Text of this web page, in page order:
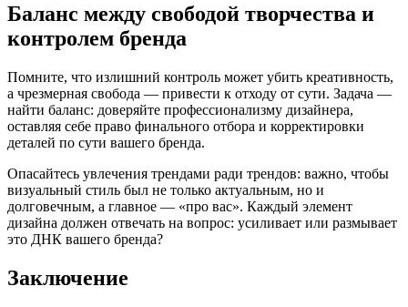
Баланс между свободой творчества и
контролем бренда
Помните, что излишний контроль может убить креативность,
а чрезмерная свобода — привести к отходу от сути. Задача —
найти баланс: доверяйте профессионализму дизайнера,
оставляя себе право финального отбора и корректировки
деталей по сути вашего бренда.
Опасайтесь увлечения трендами ради трендов: важно, чтобы
визуальный стиль был не только актуальным, но и
долговечным, а главное — «про вас». Каждый элемент
дизайна должен отвечать на вопрос: усиливает или размывает
это ДНК вашего бренда?
Заключение